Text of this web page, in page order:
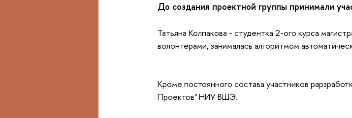
До создания проектной группы принимали
Татьяна Колпакова - студентка 2-ого курса
волонтерами, занималась алгоритмом
Кроме постоянного состава участников
Проектов" НИУ ВШЭ.